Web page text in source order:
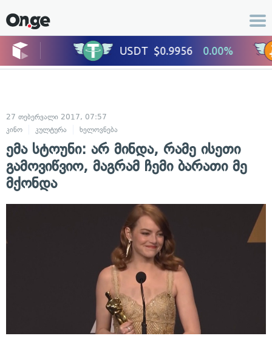
27 თებერვალი 2017, 07:57
კინო
კულტურა ხელოვნება
ემა სტოუნი: არ მინდა, რამე ისეთი
გამოვიწვიო, მაგრამ ჩემი ბარათი მე
მქონდა